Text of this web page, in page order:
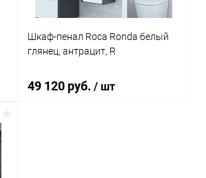
Шкаф-пенал Roca Ronda белый
глянец, антрацит, R
49 120 руб./ шт